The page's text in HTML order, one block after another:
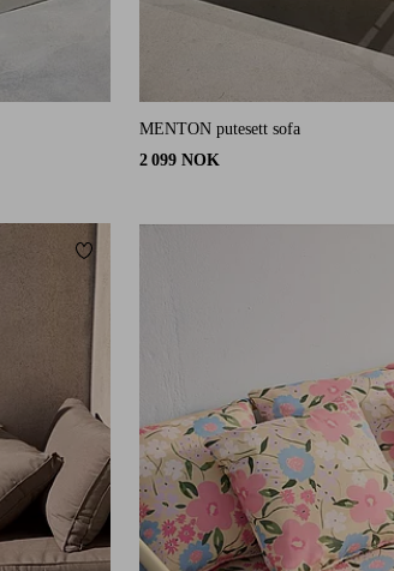
MENTON putesett sofa
2 099 NOK
Legg til favoritter